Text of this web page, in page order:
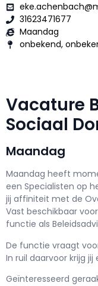
31623471677
Maandag
onbekend,
Vacature
Sociaal
Maandag
Maandag heeft
een Specialisten op
jij affiniteit met de
Vast beschikbaar
functie als
De functie vraagt
In ruil daarvoor krijg jij
Geïnteresseerd